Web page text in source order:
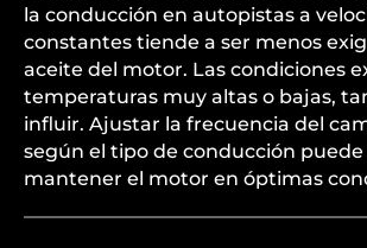
la conducción en autopistas a
constantes tiende a ser menos
aceite del motor. Las condiciones
temperaturas muy altas o bajas,
influir. Ajustar la frecuencia del
según el tipo de conducción
mantener el motor en óptimas